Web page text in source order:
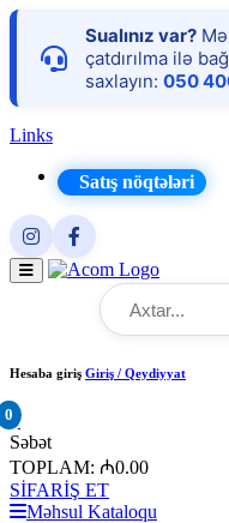
Sualınız var?
çatdırılma ilə
saxlayın: 050
Links
Satış nöqtələri
Hesaba giriş Giriş / Qeydiyyat
0×
Səbət
TOPLAM: ₼0.00
SİFARİŞ ET
Məhsul Kataloqu